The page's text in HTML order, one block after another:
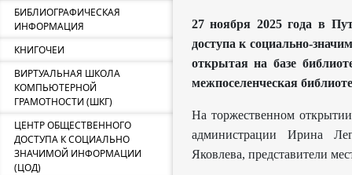
БИБЛИОГРАФИЧЕСКАЯ
ИНФОРМАЦИЯ
КНИГОЧЕИ
ВИРТУАЛЬНАЯ ШКОЛА
КОМПЬЮТЕРНОЙ
ГРАМОТНОСТИ (ШКГ)
ЦЕНТР ОБЩЕСТВЕННОГО
ДОСТУПА К СОЦИАЛЬНО
ЗНАЧИМОЙ ИНФОРМАЦИИ
(ЦОД)
27 ноября 2025 года в
доступа к социально-
открытая на базе
межпоселенческая
На торжественном
администрации Ирина
Яковлева, представители